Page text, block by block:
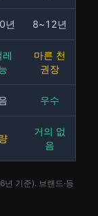
년 8~12년
레
마른 천
권장
우수
거의 없
음
기준). 브랜드·등